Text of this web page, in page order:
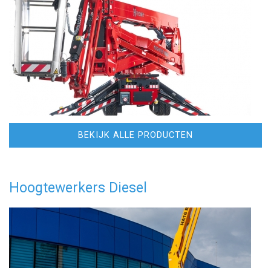
BEKIJK ALLE PRODUCTEN
Hoogtewerkers Diesel